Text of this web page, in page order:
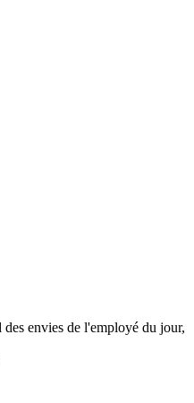
envies de l'employé du jour,